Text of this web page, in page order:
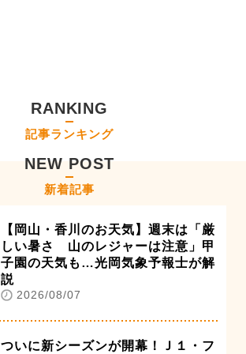
RANKING
記事ランキング
NEW POST
新着記事
【岡山・香川のお天気】週末は「厳
しい暑さ 山のレジャーは注意」甲
子園の天気も…光岡気象予報士が解
説
2026/08/07
ついに新シーズンが開幕！Ｊ１・フ